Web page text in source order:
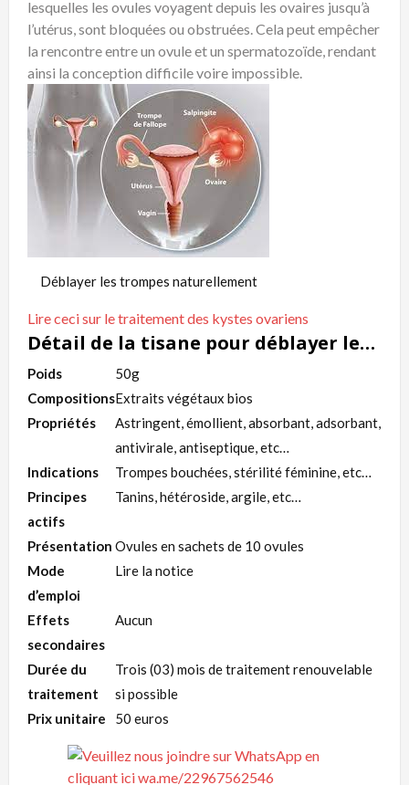
lesquelles les ovules voyagent depuis les ovaires jusqu’à
l’utérus, sont bloquées ou obstruées. Cela peut empêcher
la rencontre entre un ovule et un spermatozoïde, rendant
ainsi la conception difficile voire impossible.
Déblayer les trompes naturellement
Lire ceci sur le traitement des kystes ovariens
Détail de la tisane pour déblayer les trompes naturellement
Poids
50g
CompositionsExtraits végétaux bios
Propriétés
Astringent, émollient, absorbant, adsorbant,
antivirale, antiseptique, etc…
Indications
Trompes bouchées, stérilité féminine, etc…
Principes
actifs
Tanins, hétéroside, argile, etc…
Présentation Ovules en sachets de 10 ovules
Mode
d’emploi
Lire la notice
Effets
secondaires
Aucun
Durée du
traitement
Trois (03) mois de traitement renouvelable
si possible
Prix unitaire
50 euros